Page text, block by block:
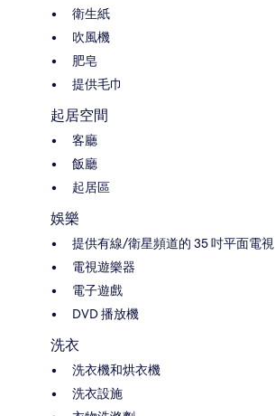
衛生紙
吹風機
肥皂
提供毛巾
起居空間
客廳
飯廳
起居區
娛樂
提供有線/衛星頻道的 35 吋平面電視
電視遊樂器
電子遊戲
DVD 播放機
洗衣
洗衣機和烘衣機
洗衣設施